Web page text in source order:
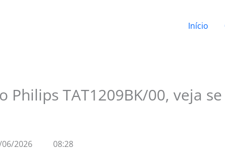
Início
Philips TAT1209BK/00, veja
06/2026 08:28